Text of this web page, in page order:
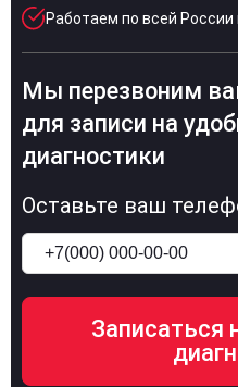
Работаем по всей России
Мы перезвоним
для записи на
диагностики
Оставьте ваш